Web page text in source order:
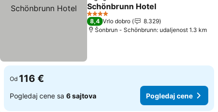
Schönbrunn Hotel
4 Zvezdice
8,4 Vrlo dobro
8.329
Šonbrun - Schönbrunn: udaljenost 1.3 km
Od 116 €
Pogledaj cene sa 6 sajtova Pogledaj cene